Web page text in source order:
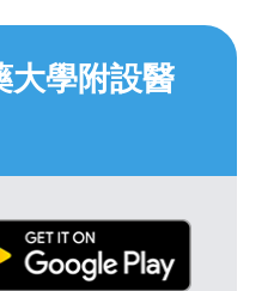
大學附設醫